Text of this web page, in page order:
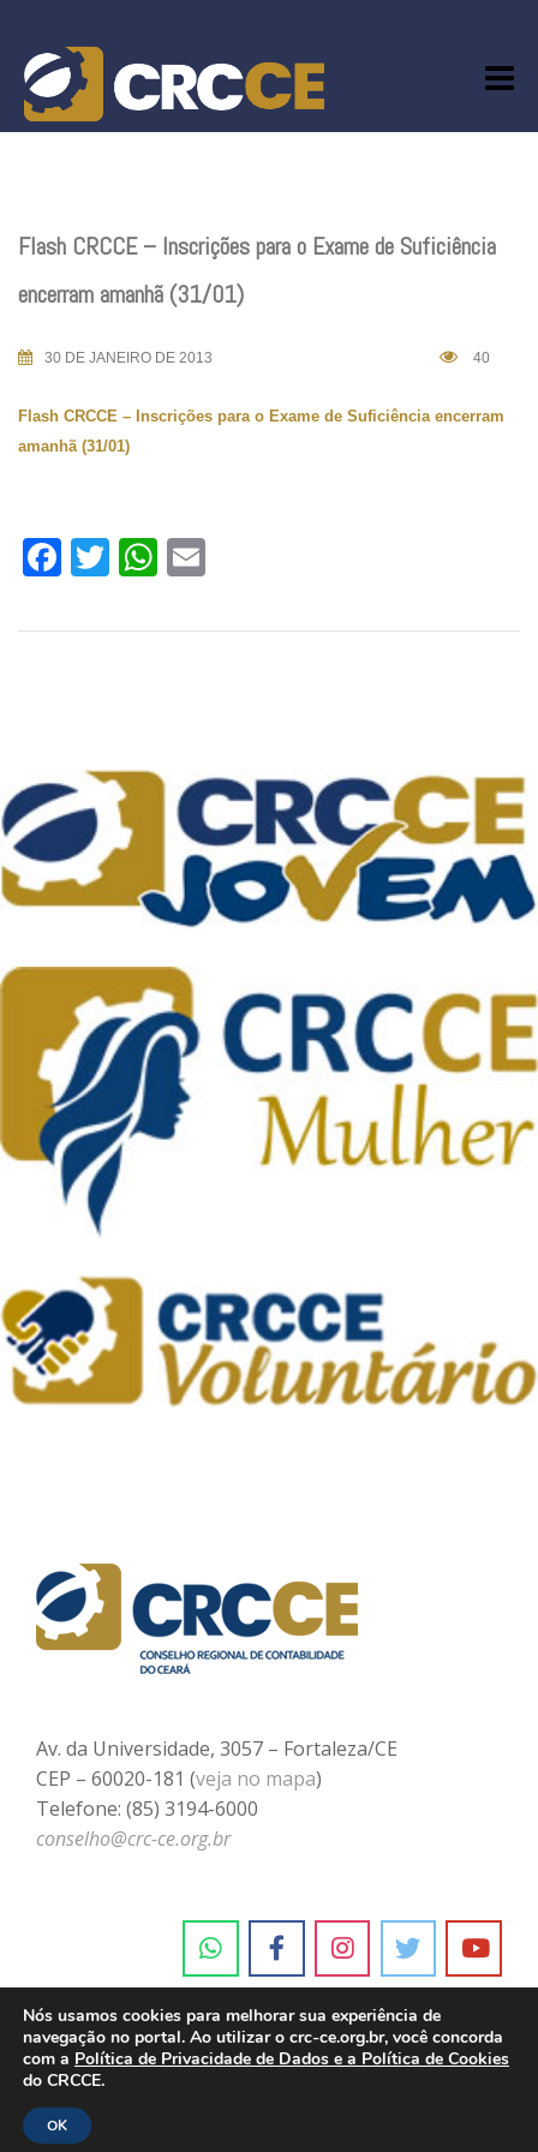
content
Flash CRCCE – Inscrições para o Exame de Suficiência
encerram amanhã (31/01)
30 DE JANEIRO DE 2013 40
Flash CRCCE – Inscrições para o Exame de Suficiência encerram
amanhã (31/01)
Facebook
TwitterWhatsApp
Av. da Universidade, 3057 – Fortaleza/CE
CEP – 60020-181 (veja no mapa)
Telefone: (85) 3194-6000
conselho@crc-ce.org.br
Nós usamos cookies para melhorar sua experiência de
navegação no portal. Ao utilizar o crc-ce.org.br, você concorda
com a Política de Privacidade de Dados e a Política de Cookies
do CRCCE.
OK